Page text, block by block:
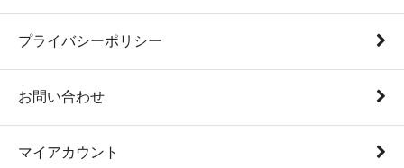
プライバシーポリシー
お問い合わせ
マイアカウント